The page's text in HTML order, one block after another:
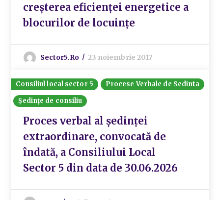
creșterea eficienței energetice a
blocurilor de locuințe
Sector5.ro 23 noiembrie 2017
Consiliul local sector 5
Procese Verbale de Sedinta
Ședințe de consiliu
Proces verbal al ședinței
extraordinare, convocată de
îndată, a Consiliului Local
Sector 5 din data de 30.06.2026